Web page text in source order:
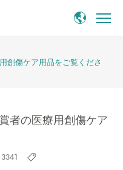
創傷ケア用品をご覧くださ
者の医療用創傷ケア
3341